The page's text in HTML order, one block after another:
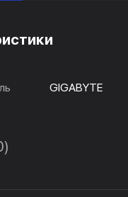
GIGABYTE